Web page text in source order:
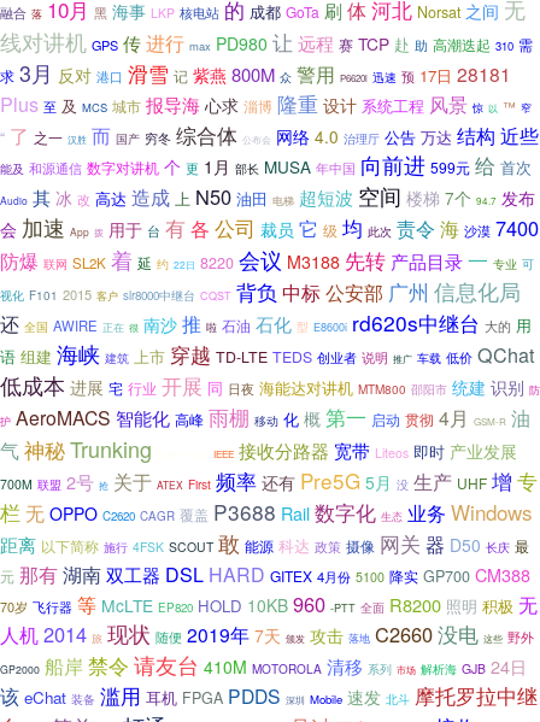
融合 落 10月 黑 海事 LKP 核电站 的 成都 GoTa 刷 体河北 Norsat 之间 无
线对讲机 GPS 传进行 max PD980 让 远程 赛 TCP 赴 助 高潮迭起 310 需
求 3月 反对 港口 滑雪 记 紫燕 800M 众 警用 P6620i 迅速 预 17日 28181
Plus 至 及 MCS 城市 报导海 心求 淄博 隆重 设计 系统工程 风景 惊 以 ™ 窄
“ 了 之一 汉胜 而 国产 穷冬 综合体 公布会 网络 4.0 治理厅 公告 万达 结构 近些
能及 和源通信 数字对讲机 个 更 1月 部长 MUSA 年中国 向前进 599元 给 首次
Audio 其 冰 改 高达 造成 上 N50 油田 电梯 超短波 空间 楼梯 7个 94.7 发布
会 加速 App 拨 用于 台 有 各 公司 裁员 它 级 均 此次 责令 海 沙漠 7400
防爆 联网 SL2K 着 延 约 22日 8220 会议 M3188 先转 产品目录一 专业 可
视化 F101 2015 客户 slr8000中继台 CQST 背负 中标公安部 广州 信息化局
还 全国 AWIRE 正在 很 南沙 推 啦 石油 石化 型 E8600i rd620s中继台 大的 用
语 组建 海峡 建筑 上市 穿越 TD-LTE TEDS 创业者 说明 推广 车载 低价 QChat
低成本 进展 宅 行业 开展 同 日夜 海能达对讲机 MTM800 邵阳市 统建 识别 防
护 AeroMACS 智能化 高峰 雨棚 移动 化 概 第一 启动 贯彻 4月 GSM-R 油
气神秘Trunking IEEE 接收分路器 宽带 Liteos 即时 产业发展
700M 联盟 2号 抢 关于 ATEX First 频率还有 Pre5G 5月 没 生产 UHF 增 专
栏 无 OPPO C2620 CAGR 覆盖 P3688 Rail数字化 生态 业务 Windows
距离 以下简称 施行 4FSK SCOUT 敢 能源 科达 政策 摄像 网关 器 D50 长庆 最
元 那有湖南双工器 DSL HARD GITEX 4月份 5100 降实 GP700 CM388
70岁 飞行器 等 McLTE EP820 HOLD 10KB 960 -PTT 全面 R8200 照明 积极 无
人机2014 旅 现状 随便 2019年 7天 颁发 攻击 落地 C2660没电 这些 野外
GP2000 船岸 禁令 请友台 410M MOTOROLA 清移 系列 市场 解析海 GJB 24日
该 eChat 装备 滥用 耳机 FPGA PDDS 深圳 Mobile 速发 北斗 摩托罗拉中继